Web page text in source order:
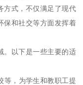
方式，不仅满足了现代
保和社交等方面发挥着
。以下是一些主要的适
等，为学生和教职工提